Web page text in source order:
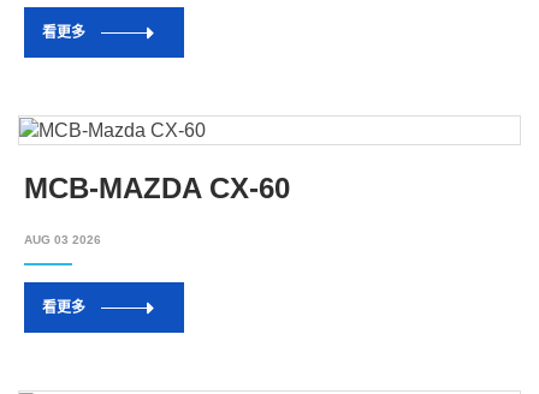
看更多
MCB-MAZDA CX-60
AUG 03 2026
看更多